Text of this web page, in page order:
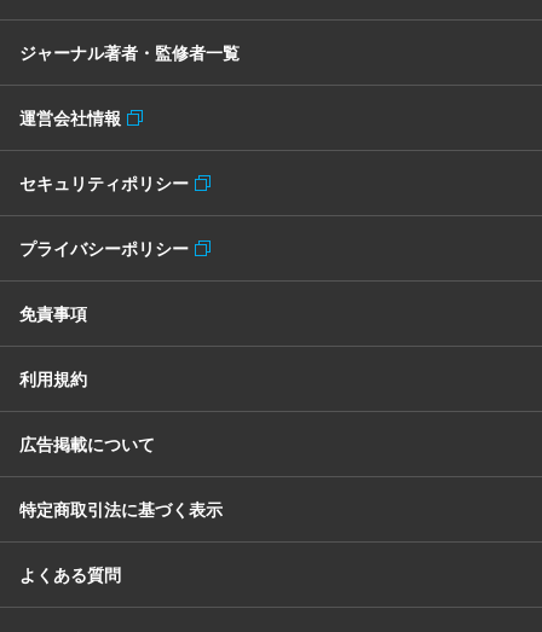
ジャーナル著者・監修者一覧
運営会社情報
セキュリティポリシー
プライバシーポリシー
免責事項
利用規約
広告掲載について
特定商取引法に基づく表示
よくある質問